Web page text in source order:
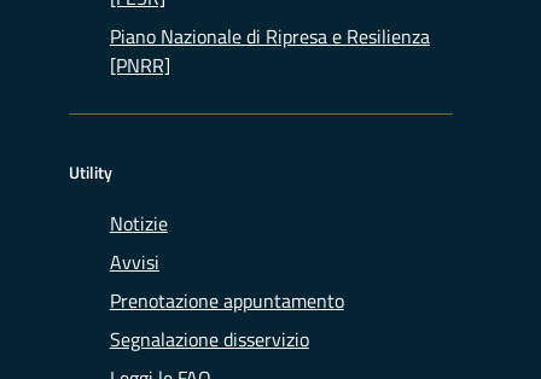
Piano Nazionale di Ripresa e Resilienza
[PNRR]
Utility
Notizie
Avvisi
Prenotazione appuntamento
Segnalazione disservizio